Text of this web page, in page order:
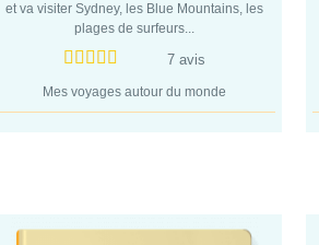
et va visiter Sydney, les Blue Mountains, les
plages de surfeurs...
7 avis
Mes voyages autour du monde